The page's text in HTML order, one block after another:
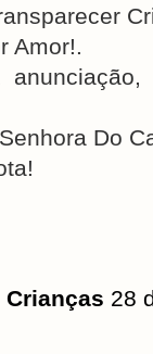
Amor!.
Do
Crianças 28